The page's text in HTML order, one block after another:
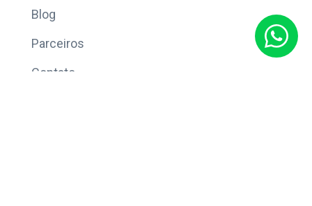
Blog
Parceiros
Contato